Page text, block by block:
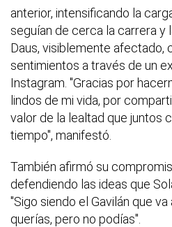
anterior, intensificando la
seguían de cerca la carrera y
Daus, visiblemente afectado,
sentimientos a través de un
Instagram. "Gracias por
lindos de mi vida, por
valor de la lealtad que juntos
tiempo", manifestó.
También afirmó su
defendiendo las ideas que
"Sigo siendo el Gavilán que
querías, pero no podías".